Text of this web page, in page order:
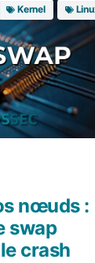
Kernel
nœuds :
swap
crash